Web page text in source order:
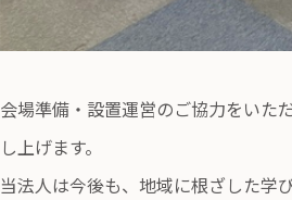
会場準備・設置運営のご協力をいた
し上げます。
当法人は今後も、地域に根ざした学